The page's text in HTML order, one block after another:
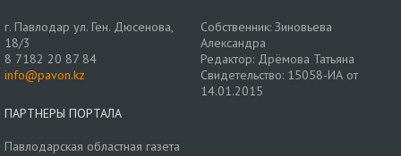
г. Павлодар ул. Ген. Дюсенова,
18/3
8 7182 20 87 84
info@pavon.kz
Собственник: Зиновьева
Александра
Редактор: Дрёмова Татьяна
Свидетельство: 15058-ИА от
14.01.2015
ПАРТНЕРЫ ПОРТАЛА
Павлодарская областная газета